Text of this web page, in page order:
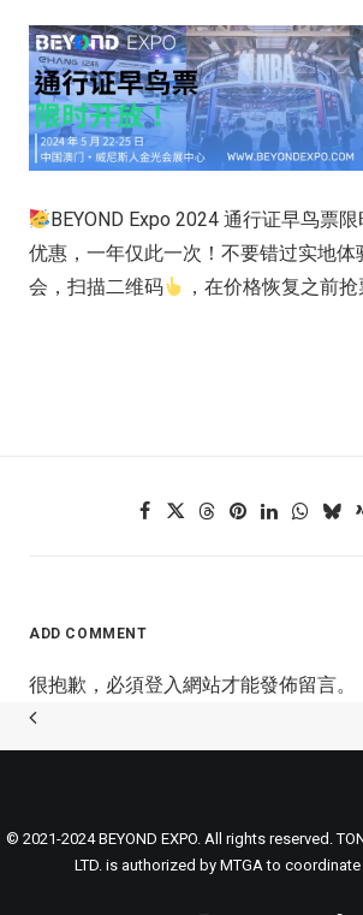
BEYOND Expo 2024 通行证早鸟票
优惠，一年仅此一次！不要错过实地体
会，扫描二维码
，在价格恢复之前抢
ADD COMMENT
很抱歉，必須登入網站才能發佈留言。
© 2021-2024 BEYOND EXPO. All rights reserved.
LTD. is authorized by MTGA to coordinate